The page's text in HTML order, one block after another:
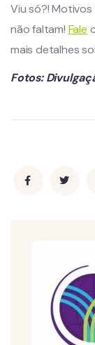
Viu só?!
não faltam! Fale
mais detalhes
Fotos: